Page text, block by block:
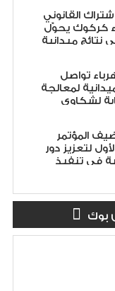
القانوني
كركوك يحوّل
نتائج ميدانية
تواصل
لمعالجة
لشكاوى
المؤتمر
لتعزيز دور
في تنفيذ
بوك